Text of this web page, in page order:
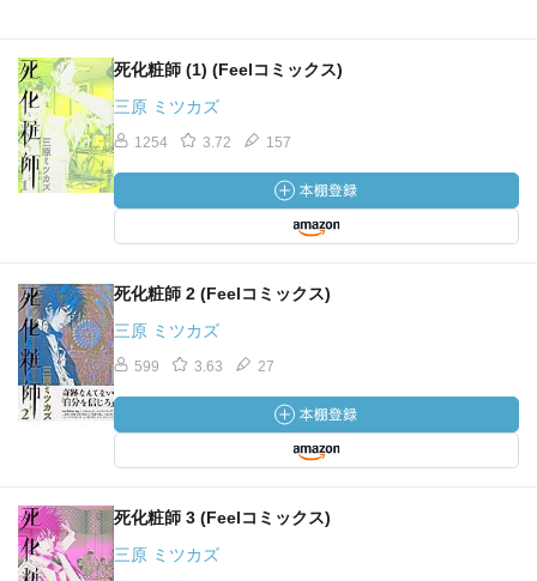
死化粧師 (1) (Feelコミックス)
三原 ミツカズ
1254 3.72 157
死化粧師 2 (Feelコミックス)
三原 ミツカズ
599 3.63 27
死化粧師 3 (Feelコミックス)
三原 ミツカズ